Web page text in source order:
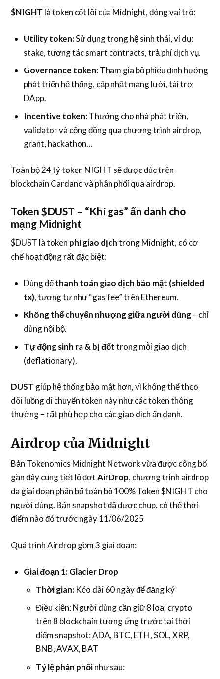
$NIGHT là token cốt lõi của Midnight, đóng vai trò:
Utility token:Sử dụng trong hệ sinh thái, ví dụ:
stake, tương tác smart contracts, trả phí dịch vụ.
Governance token: Tham gia bỏ phiếu định hướng
phát triển hệ thống, cập nhật mạng lưới, tài trợ
DApp.
Incentive token: Thưởng cho nhà phát triển,
validator và cộng đồng qua chương trình airdrop,
grant, hackathon…
Toàn bộ 24 tỷ token NIGHT sẽ được đúc trên
blockchain Cardano và phân phối qua airdrop.
Token $DUST – “Khí gas” ẩn danh cho
mạng Midnight
$DUST là token phí giao dịchtrong Midnight, có cơ
chế hoạt động rất đặc biệt:
Dùng đểthanh toán giao dịch bảo mật (shielded
tx), tương tự như “gas fee” trên Ethereum.
Không thể chuyển nhượng giữa người dùng– chỉ
dùng nội bộ.
Tự động sinh ra & bị đốttrong mỗi giao dịch
(deflationary).
DUST giúp hệ thống bảo mật hơn, vì không thể theo
dõi luồng di chuyển token này như các token thông
thường – rất phù hợp cho các giao dịch ẩn danh.
Airdrop của Midnight
Bản Tokenomics Midnight Network vừa được công bố
gần đây cũng tiết lộ đợtAirDrop, chương trình airdrop
đa giai đoạn phân bổ toàn bộ 100% Token $NIGHT cho
người dùng. Bản snapshot đã được chụp, có thể thời
điểm nào đó trước ngày 11/06/2025
Quá trình Airdrop gồm 3 giai đoạn:
Giai đoạn 1: Glacier Drop
Thời gian: Kéo dài 60 ngày để đăng ký
Điều kiện: Người dùng cần giữ 8 loại crypto
trên 8 blockchain tương ứng trước tại thời
điểm snapshot: ADA, BTC, ETH, SOL, XRP,
BNB, AVAX, BAT
Tỷ lệ phân phốinhư sau: